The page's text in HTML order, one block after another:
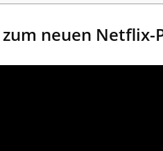
neuen